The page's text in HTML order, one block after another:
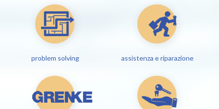
problem solving assistenza e riparazione